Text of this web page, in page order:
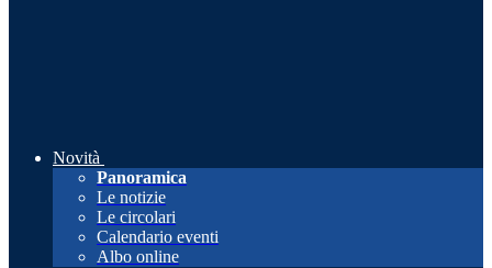
Novità
Panoramica
Le notizie
Le circolari
Calendario eventi
Albo online